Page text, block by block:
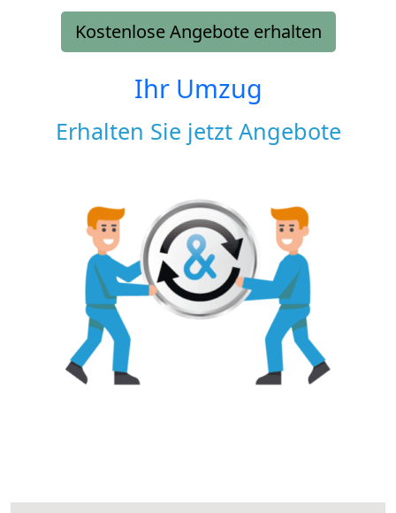
Kostenlose Angebote erhalten
Ihr Umzug
Erhalten Sie jetzt Angebote